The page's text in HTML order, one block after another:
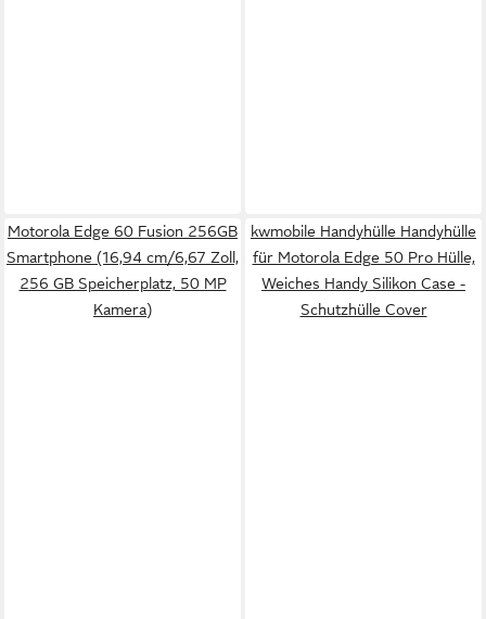
Motorola Edge 60 Fusion 256GB
Smartphone (16,94 cm/6,67 Zoll,
256 GB Speicherplatz, 50 MP
Kamera)
kwmobile Handyhülle Handyhülle
für Motorola Edge 50 Pro Hülle,
Weiches Handy Silikon Case -
Schutzhülle Cover